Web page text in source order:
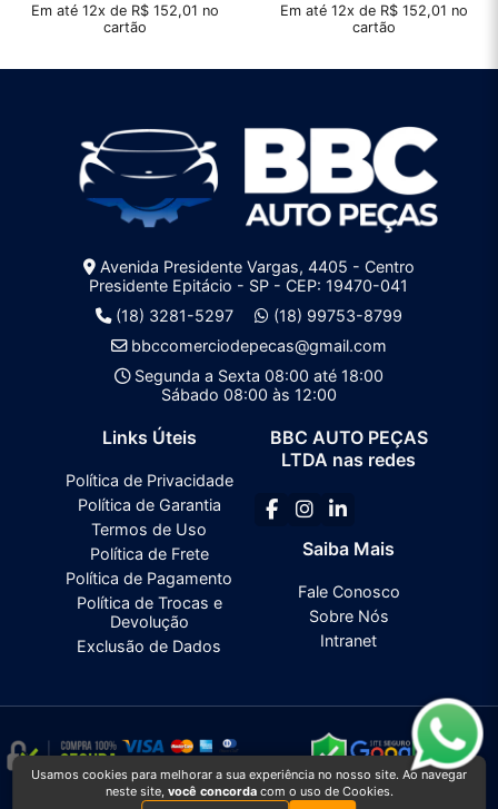
Em até 12x de R$ 152,01 no
cartão
Em até 12x de R$ 152,01 no
cartão
Avenida Presidente Vargas, 4405 - Centro
Presidente Epitácio - SP - CEP: 19470-041
(18) 3281-5297
(18) 99753-8799
bbccomerciodepecas@gmail.com
Segunda a Sexta 08:00 até 18:00
Sábado 08:00 às 12:00
Links Úteis
Política de Privacidade
Política de Garantia
Termos de Uso
Política de Frete
Política de Pagamento
Política de Trocas e
Devolução
Exclusão de Dados
BBC AUTO PEÇAS
LTDA nas redes
Saiba Mais
Fale Conosco
Sobre Nós
Intranet
BBC AUTO PEÇAS LTDA2026 CREATED BY VAAPT
Usamos cookies para melhorar a sua experiência no nosso site. Ao navegar
neste site, você concordacom o uso de Cookies.